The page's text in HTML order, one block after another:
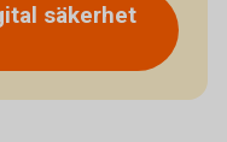
säkerhet